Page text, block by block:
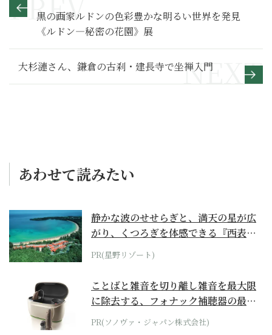
黒の画家ルドンの色彩豊かな明るい世界を発見
《ルドン―秘密の花園》展
大杉漣さん、鎌倉の古刹・建長寺で坐禅入門
あわせて読みたい
静かな波のせせらぎと、満天の星が広
がり、くつろぎを体感できる『西表島
ホテル by...
PR(星野リゾート)
ことばと雑音を切り離し雑音を最大限
に除去する、フォナック補聴器の最上
位モデル
PR(ソノヴァ・ジャパン株式会社)